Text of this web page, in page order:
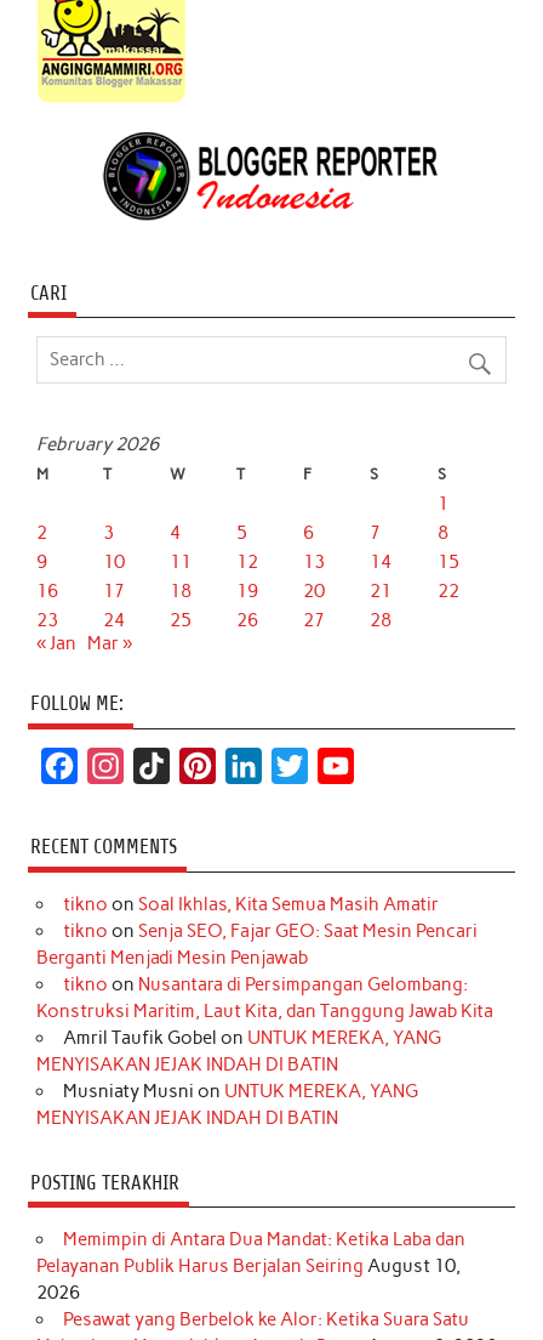
CARI
February 2026
M T W T F S S
1
2
3 4 5 6 7
8
9
10 11 12 13 14
15
16
17 18 19 20 21
22
23
24 25 26 27
28
« Jan
Mar »
FOLLOW ME:
c
e
b
o
k
s
t
a
r
a
m
k
T
o
k
t
e
r
e
s
t
k
e
d
I
n
t
t
r
T
u
e
RECENT COMMENTS
tikno on Soal Ikhlas, Kita Semua Masih Amatir
tikno on Senja SEO, Fajar GEO: Saat Mesin Pencari
Berganti Menjadi Mesin Penjawab
tikno on Nusantara di Persimpangan Gelombang:
Konstruksi Maritim, Laut Kita, dan Tanggung Jawab Kita
Amril Taufik Gobel on UNTUK MEREKA, YANG
MENYISAKAN JEJAK INDAH DI BATIN
Musniaty Musni on UNTUK MEREKA, YANG
MENYISAKAN JEJAK INDAH DI BATIN
POSTING TERAKHIR
Memimpin di Antara Dua Mandat: Ketika Laba dan
Pelayanan Publik Harus Berjalan Seiring August 10,
2026
Pesawat yang Berbelok ke Alor: Ketika Suara Satu